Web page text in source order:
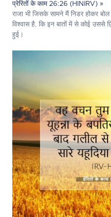
प्रेरितों के काम 26:26 (HINIRV) »
राजा भी जिसके सामने मैं निडर होकर
विश्वास है, कि इन बातों में से कोई उससे
हुई।